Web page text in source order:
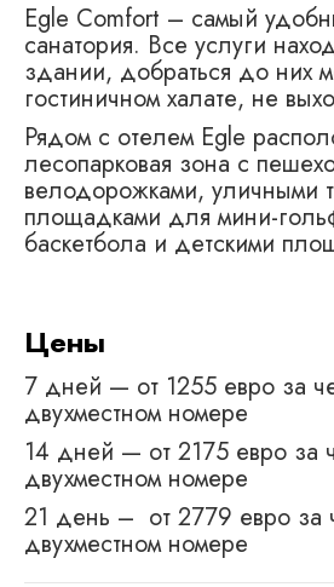
Egle Comfort – самый
санатория. Все услуги
здании, добраться до них
гостиничном халате, не
Рядом с отелем Egle
лесопарковая зона с
велодорожками, уличными
площадками для мини-
баскетбола и детскими
Цены
7 дней — от 1255 евро за
двухместном номере
14 дней — от 2175 евро за
двухместном номере
21 день – от 2779 евро за
двухместном номере